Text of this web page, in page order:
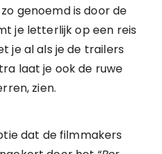
genoemd is door de
je letterlijk op een reis
je al als je de trailers
laat je ook de ruwe
zien.
dat de filmmakers